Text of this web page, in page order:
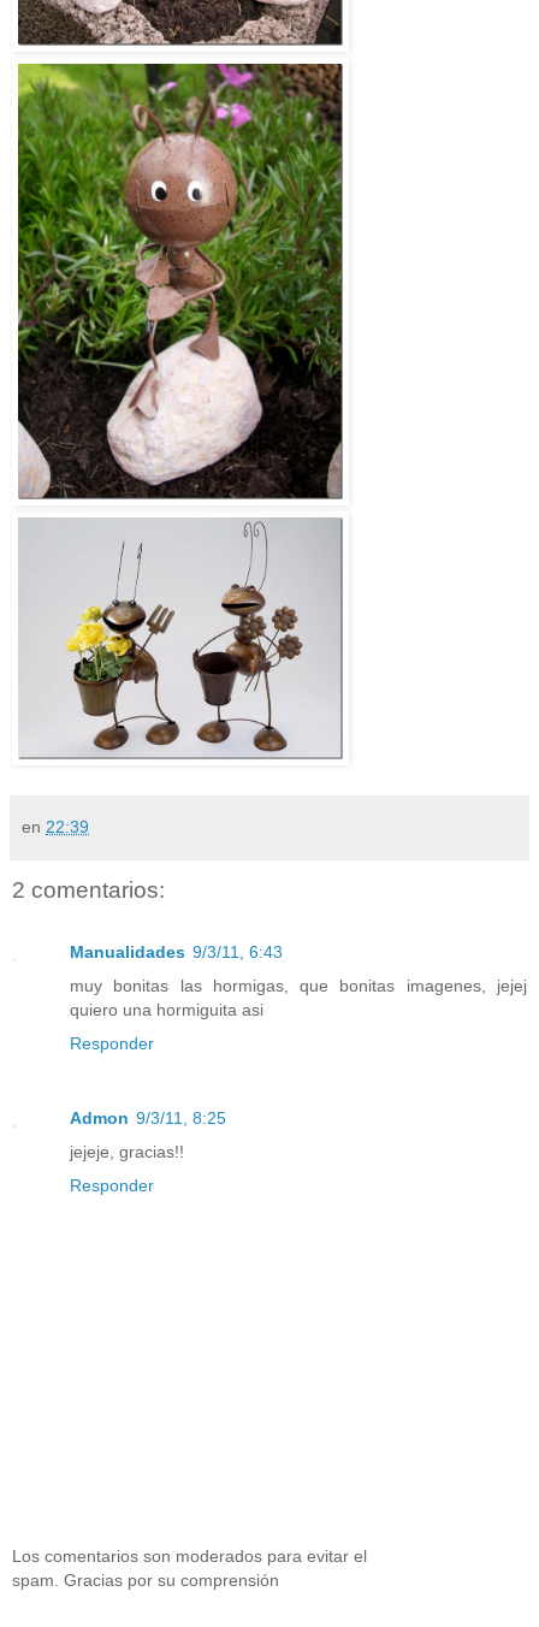
en 22:39
2 comentarios:
Manualidades 9/3/11, 6:43
muy bonitas las hormigas, que bonitas imagenes, jejej
quiero una hormiguita asi
Responder
Admon 9/3/11, 8:25
jejeje, gracias!!
Responder
Los comentarios son moderados para evitar el
spam. Gracias por su comprensión